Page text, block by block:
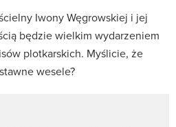
Iwony Węgrowskiej i jej
będzie wielkim wydarzeniem
plotkarskich. Myślicie, że
wesele?